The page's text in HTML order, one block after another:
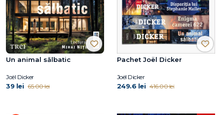
Un animal sălbatic
Joël Dicker
39 lei 65.00 lei
Pachet Joël Dicker
Joël Dicker
249.6 lei 416.00 lei